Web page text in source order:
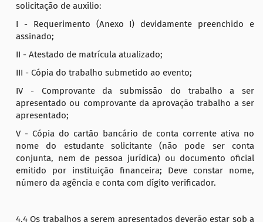
solicitação de auxílio:
I - Requerimento (Anexo I) devidamente preenchido e
assinado;
II - Atestado de matrícula atualizado;
III - Cópia do trabalho submetido ao evento;
IV - Comprovante da submissão do trabalho a ser
apresentado ou comprovante da aprovação trabalho a ser
apresentado;
V - Cópia do cartão bancário de conta corrente ativa no
nome do estudante solicitante (não pode ser conta
conjunta, nem de pessoa jurídica) ou documento oficial
emitido por instituição financeira; Deve constar nome,
número da agência e conta com dígito verificador.
4.4 Os trabalhos a serem apresentados deverão estar sob a